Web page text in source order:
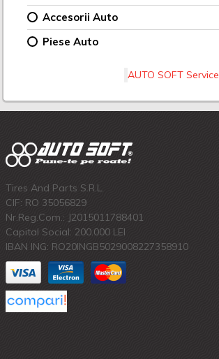
Accesorii Auto
Piese Auto
AUTO SOFT Service
Tires And Parts S.R.L.
CIF: RO 35056829
Nr.Reg.Com.: J2015011788401
Capital Social: 200.000 LEI
IBAN ING: RO20INGB5029008227358910